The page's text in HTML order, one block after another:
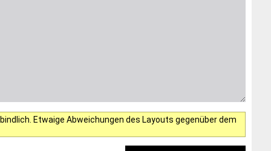
Etwaige Abweichungen des Layouts gegenüber dem